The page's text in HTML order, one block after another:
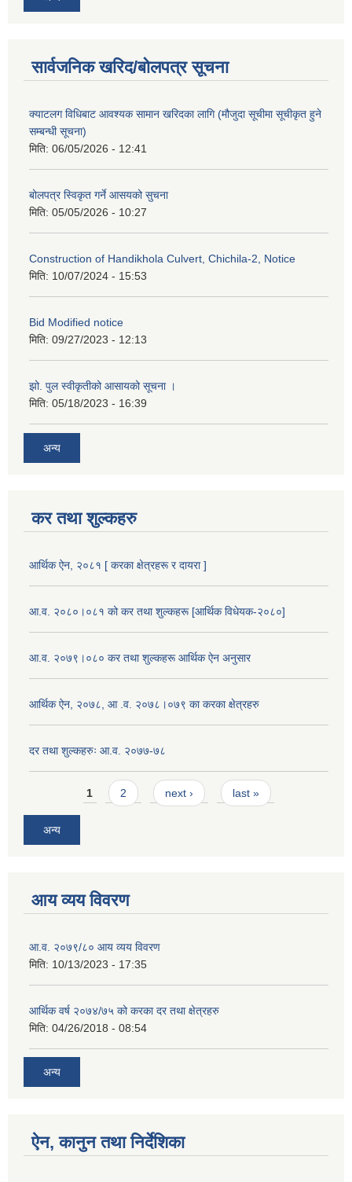
सार्वजनिक खरिद/बोलपत्र सूचना
क्याटलग विधिबाट आवश्यक सामान खरिदका लागि (मौजुदा सूचीमा सूचीकृत हुने
सम्बन्धी सूचना)
मिति: 06/05/2026 - 12:41
बोलपत्र स्विकृत गर्ने आसयको सुचना
मिति: 05/05/2026 - 10:27
Construction of Handikhola Culvert, Chichila-2, Notice
मिति: 10/07/2024 - 15:53
Bid Modified notice
मिति: 09/27/2023 - 12:13
झो. पुल स्वीकृतीको आसायको सूचना ।
मिति: 05/18/2023 - 16:39
अन्य
कर तथा शुल्कहरु
आर्थिक ऐन, २०८१ [ करका क्षेत्रहरू र दायरा ]
आ.व. २०८०।०८१ को कर तथा शुल्कहरू [आर्थिक विधेयक-२०८०]
आ.व. २०७९।०८० कर तथा शुल्कहरू आर्थिक ऐन अनुसार
आर्थिक ऐन, २०७८, आ .व. २०७८।०७९ का करका क्षेत्रहरु
दर तथा शुल्कहरुः आ.व. २०७७-७८
Pages1 2 next › last »
अन्य
आय व्यय विवरण
आ.व. २०७९/८० आय व्यय विवरण
मिति: 10/13/2023 - 17:35
आर्थिक वर्ष २०७४/७५ को करका दर तथा क्षेत्रहरु
मिति: 04/26/2018 - 08:54
अन्य
ऐन, कानुन तथा निर्देशिका